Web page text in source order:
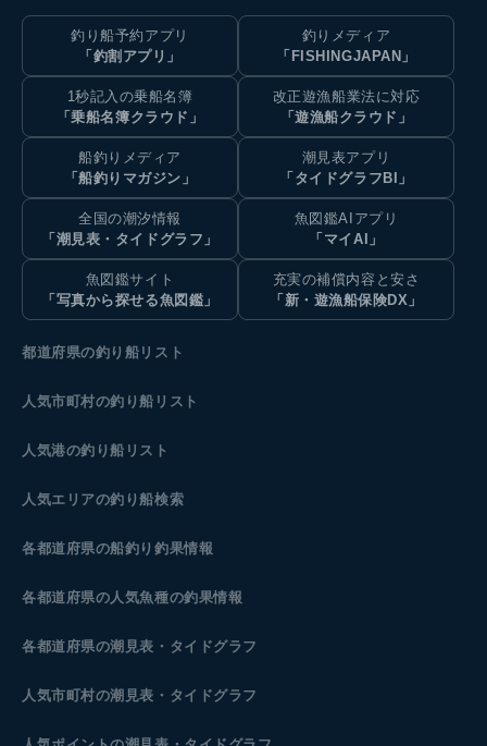
釣り船予約アプリ
「釣割アプリ」
釣りメディア
「FISHINGJAPAN」
1秒記入の乗船名簿
「乗船名簿クラウド」
改正遊漁船業法に対応
「遊漁船クラウド」
船釣りメディア
「船釣りマガジン」
潮見表アプリ
「タイドグラフBI」
全国の潮汐情報
「潮見表・タイドグラフ」
魚図鑑AIアプリ
「マイAI」
魚図鑑サイト
「写真から探せる魚図鑑」
充実の補償内容と安さ
「新・遊漁船保険DX」
都道府県の釣り船リスト
人気市町村の釣り船リスト
人気港の釣り船リスト
人気エリアの釣り船検索
各都道府県の船釣り釣果情報
各都道府県の人気魚種の釣果情報
各都道府県の潮見表 ・タイドグラフ
人気市町村の潮見表・タイドグラフ